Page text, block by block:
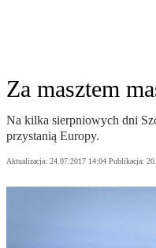
Za masztem
Na kilka sierpniowych dni
przystanią Europy.
Aktualizacja: 24.07.2017 14:04 Publikacja: